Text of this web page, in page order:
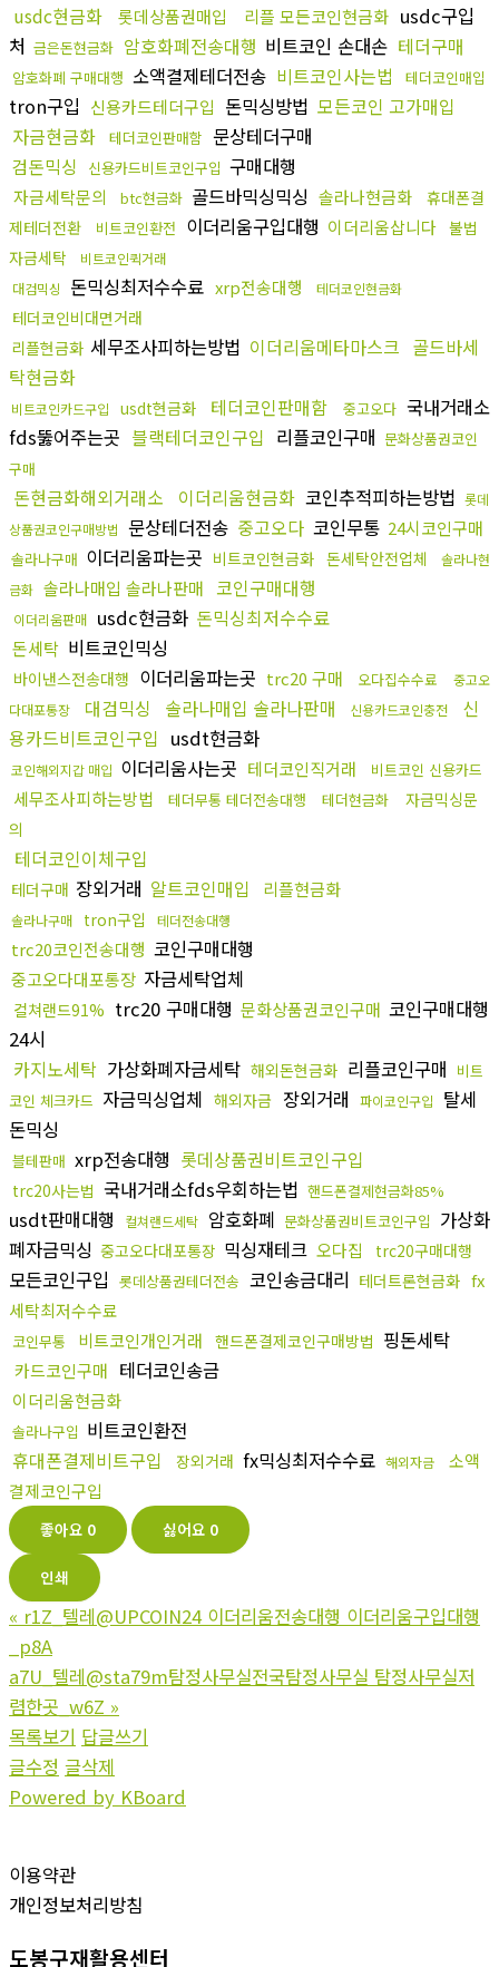
usdc현금화
롯데상품권매입 리플 모든코인현금화 usdc구입
처 금은돈현금화 암호화폐전송대행 비트코인 손대손 테더구매
암호화폐 구매대행 소액결제테더전송 비트코인사는법 테더코인매입
tron구입 신용카드테더구입 돈믹싱방법 모든코인 고가매입
자금현금화
테더코인판매함 문상테더구매
검돈믹싱
신용카드비트코인구입 구매대행
자금세탁문의 btc현금화 골드바믹싱믹싱 솔라나현금화
휴대폰결
제테더전환
비트코인환전 이더리움구입대행 이더리움삽니다 불법
자금세탁
비트코인퀵거래
대검믹싱
돈믹싱최저수수료 xrp전송대행 테더코인현금화
테더코인비대면거래
리플현금화 세무조사피하는방법 이더리움메타마스크 골드바세
탁현금화
비트코인카드구입 usdt현금화 테더코인판매함 중고오다 국내거래소
fds뚫어주는곳 블랙테더코인구입 리플코인구매 문화상품권코인
구매
돈현금화해외거래소 이더리움현금화 코인추적피하는방법 롯데
상품권코인구매방법 문상테더전송 중고오다 코인무통 24시코인구매
솔라나구매 이더리움파는곳 비트코인현금화 돈세탁안전업체
솔라나현
금화 솔라나매입 솔라나판매 코인구매대행
이더리움판매 usdc현금화 돈믹싱최저수수료
돈세탁 비트코인믹싱
바이낸스전송대행 이더리움파는곳 trc20 구매 오다집수수료
중고오
다대포통장
대검믹싱 솔라나매입 솔라나판매 신용카드코인충전
신
용카드비트코인구입 usdt현금화
코인해외지갑 매입 이더리움사는곳 테더코인직거래 비트코인 신용카드
세무조사피하는방법 테더무통 테더전송대행 테더현금화
자금믹싱문
의
테더코인이체구입
테더구매 장외거래 알트코인매입 리플현금화
솔라나구매 tron구입 테더전송대행
trc20코인전송대행 코인구매대행
중고오다대포통장 자금세탁업체
컬쳐랜드91% trc20 구매대행 문화상품권코인구매 코인구매대행
24시
카지노세탁 가상화폐자금세탁 해외돈현금화 리플코인구매 비트
코인 체크카드 자금믹싱업체 해외자금 장외거래 파이코인구입
탈세
돈믹싱
블테판매 xrp전송대행 롯데상품권비트코인구입
trc20사는법 국내거래소fds우회하는법 핸드폰결제현금화85%
usdt판매대행 컬쳐랜드세탁 암호화폐 문화상품권비트코인구입 가상화
폐자금믹싱 중고오다대포통장 믹싱재테크 오다집 trc20구매대행
모든코인구입 롯데상품권테더전송 코인송금대리 테더트론현금화 fx
세탁최저수수료
코인무통 비트코인개인거래 핸드폰결제코인구매방법 핑돈세탁
카드코인구매 테더코인송금
이더리움현금화
솔라나구입 비트코인환전
휴대폰결제비트구입
장외거래 fx믹싱최저수수료 해외자금
소액
결제코인구입
좋아요 0 싫어요 0
인쇄
« r1Z_텔레@UPCOIN24 이더리움전송대행 이더리움구입대행
_p8A
a7U_텔레@sta79m탐정사무실전국탐정사무실 탐정사무실저
렴한곳_w6Z »
목록보기 답글쓰기
글수정 글삭제
Powered by KBoard
이용약관
개인정보처리방침
도봉구재활용센터